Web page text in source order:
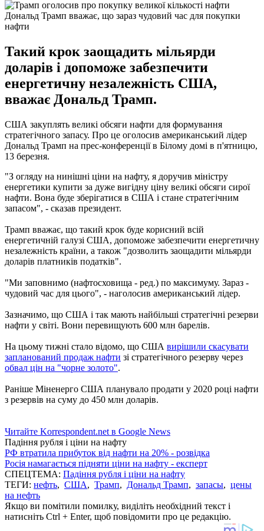
Дональд Трамп вважає, що зараз чудовий час для покупки
нафти
Такий крок заощадить мільярди
доларів і допоможе забезпечити
енергетичну незалежність США,
вважає Дональд Трамп.
США закуплять великі обсяги нафти для формування
стратегічного запасу. Про це оголосив американський лідер
Дональд Трамп на прес-конференції в Білому домі в п'ятницю,
13 березня.
"З огляду на нинішні ціни на нафту, я доручив міністру
енергетики купити за дуже вигідну ціну великі обсяги сирої
нафти. Вона буде зберігатися в США і стане стратегічним
запасом", - сказав президент.
Трамп вважає, що такий крок буде корисний всій
енергетичній галузі США, допоможе забезпечити енергетичну
незалежність країни, а також "дозволить заощадити мільярди
доларів платників податків".
"Ми заповнимо (нафтосховища - ред.) по максимуму. Зараз -
чудовий час для цього", - наголосив американський лідер.
Зазначимо, що США і так мають найбільші стратегічні резерви
нафти у світі. Вони перевищують 600 млн барелів.
На цьому тижні стало відомо, що США вирішили скасувати
запланований продаж нафти зі стратегічного резерву через
обвал цін на "чорне золото".
Раніше Міненерго США планувало продати у 2020 році нафти
з резервів на суму до 450 млн доларів.
Читайте Korrespondent.net в Google News
Падіння рубля і ціни на нафту
РФ втратила прибуток від нафти на 20% - розвідка
Росія намагається підняти ціни на нафту - експерт
СПЕЦТЕМА: Падіння рубля і ціни на нафту
ТЕГИ: нефть, США, Трамп, Дональд Трамп, запасы, цены
на нефть
Якщо ви помітили помилку, виділіть необхідний текст і
натисніть Ctrl + Enter, щоб повідомити про це редакцію.